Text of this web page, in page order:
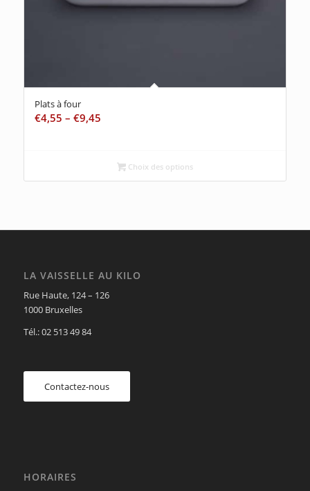
Plats à four
€4,55 – €9,45
Choix des options
LA VAISSELLE AU KILO
Rue Haute, 124 – 126
1000 Bruxelles
Tél.: 02 513 49 84
Contactez-nous
HORAIRES